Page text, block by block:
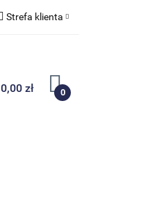
Strefa klienta
Zarejestruj się
Dodaj zgłoszenie
0,00 zł 0